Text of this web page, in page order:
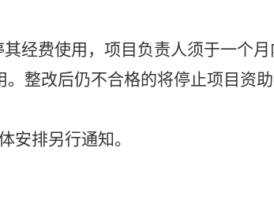
其经费使用 ， 项目负责人须于一个
。整改后仍不合格的将停止项目资
安排另行通知。